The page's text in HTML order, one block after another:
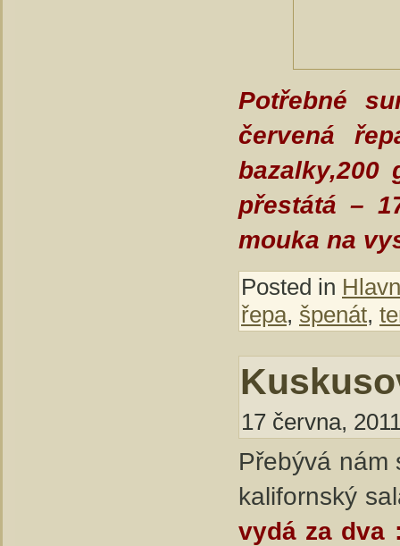
Potřebné
červená
přestátá –
mouka na
Posted in
řepa, špenát,
17 června,
Přebývá nám
kalifornský
vydá za dva